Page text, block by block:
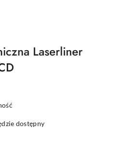
Laserliner
dostępny